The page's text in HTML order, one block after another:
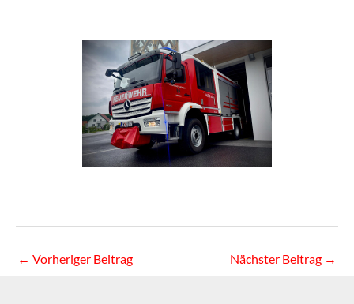
← Vorheriger Beitrag Nächster Beitrag →